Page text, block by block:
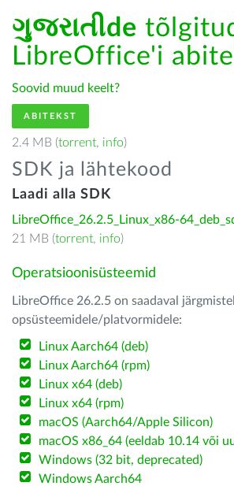
ગુજરાતીde
LibreOffice'i
Soovid muud keelt?
ABITEKST
2.4 MB (torrent, info)
SDK ja lähtekood
Laadi alla SDK
LibreOffice_26.2.5_Linux_x86-
21 MB (torrent, info)
Operatsioonisüsteemid
LibreOffice 26.2.5 on saadaval
opsüsteemidele/platvormidele:
Linux Aarch64 (deb)
Linux Aarch64 (rpm)
Linux x64 (deb)
Linux x64 (rpm)
macOS (Aarch64/Apple Silicon)
macOS x86_64 (eeldab 10.14 või
Windows (32 bit, deprecated)
Windows Aarch64